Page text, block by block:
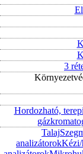
3
Hordozható,
Talaj
analizátorokKézi/